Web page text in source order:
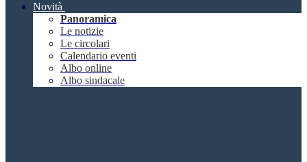
Novità
Panoramica
Le notizie
Le circolari
Calendario eventi
Albo online
Albo sindacale